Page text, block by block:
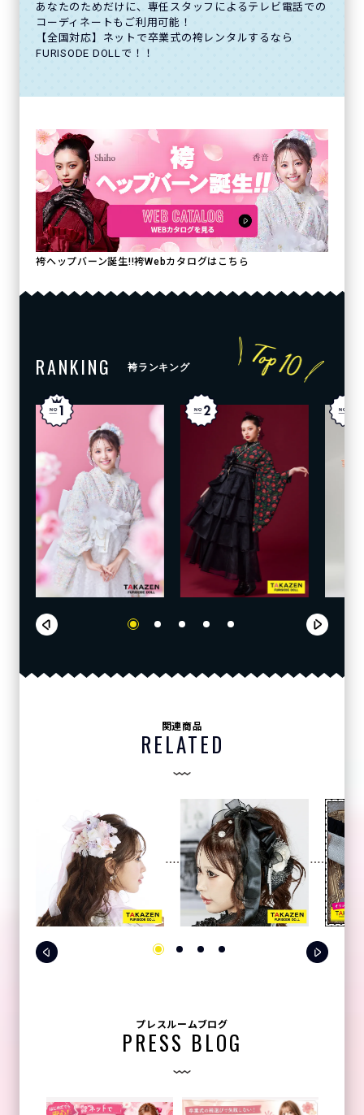
あなたのためだけに、専任スタッフによるテレビ電話での
コーディネートもご利用可能！
【全国対応】ネットで卒業式の袴レンタルするなら
FURISODE DOLLで！！
袴ヘップバーン誕生!!袴Webカタログはこちら
RANKING 袴ランキング
関連商品
RELATED
プレスルームブログ
PRESS BLOG